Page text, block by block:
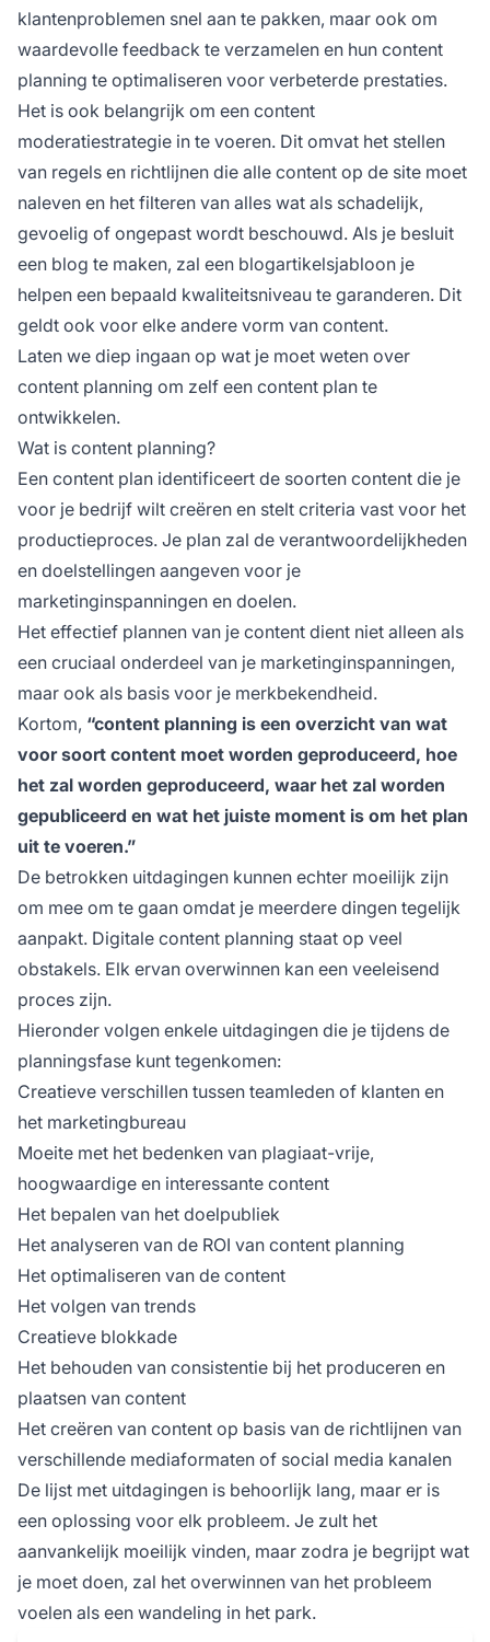
klantenproblemen snel aan te pakken, maar ook om
waardevolle feedback te verzamelen en hun content
planning te optimaliseren voor verbeterde prestaties.
Het is ook belangrijk om een content
moderatiestrategie in te voeren. Dit omvat het stellen
van regels en richtlijnen die alle content op de site moet
naleven en het filteren van alles wat als schadelijk,
gevoelig of ongepast wordt beschouwd. Als je besluit
een blog te maken, zal een blogartikelsjabloon je
helpen een bepaald kwaliteitsniveau te garanderen. Dit
geldt ook voor elke andere vorm van content.
Laten we diep ingaan op wat je moet weten over
content planning om zelf een content plan te
ontwikkelen.
Wat is content planning?
Een content plan identificeert de soorten content die je
voor je bedrijf wilt creëren en stelt criteria vast voor het
productieproces. Je plan zal de verantwoordelijkheden
en doelstellingen aangeven voor je
marketinginspanningen en doelen.
Het effectief plannen van je content dient niet alleen als
een cruciaal onderdeel van je marketinginspanningen,
maar ook als basis voor je merkbekendheid.
Kortom, “content planning is een overzicht van wat
voor soort content moet worden geproduceerd, hoe
het zal worden geproduceerd, waar het zal worden
gepubliceerd en wat het juiste moment is om het plan
uit te voeren.”
De betrokken uitdagingen kunnen echter moeilijk zijn
om mee om te gaan omdat je meerdere dingen tegelijk
aanpakt. Digitale content planning staat op veel
obstakels. Elk ervan overwinnen kan een veeleisend
proces zijn.
Hieronder volgen enkele uitdagingen die je tijdens de
planningsfase kunt tegenkomen:
Creatieve verschillen tussen teamleden of klanten en
het marketingbureau
Moeite met het bedenken van plagiaat-vrije,
hoogwaardige en interessante content
Het bepalen van het doelpubliek
Het analyseren van de ROI van content planning
Het optimaliseren van de content
Het volgen van trends
Creatieve blokkade
Het behouden van consistentie bij het produceren en
plaatsen van content
Het creëren van content op basis van de richtlijnen van
verschillende mediaformaten of social media kanalen
De lijst met uitdagingen is behoorlijk lang, maar er is
een oplossing voor elk probleem. Je zult het
aanvankelijk moeilijk vinden, maar zodra je begrijpt wat
je moet doen, zal het overwinnen van het probleem
voelen als een wandeling in het park.